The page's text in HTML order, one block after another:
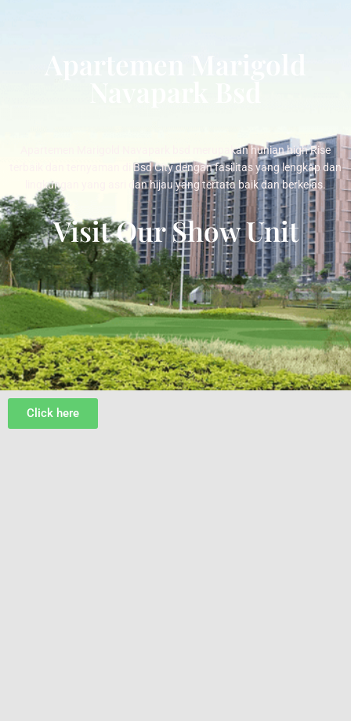
Apartemen Marigold
Apartemen Marigold Navapark bsd merupakan hunian high Rise
terbaik dan ternyaman di Bsd City dengan fasilitas yang lengkap dan
lingkungan yang asri dan hijau yang tertata baik dan berkelas.
Visit Our Show Unit
Click here